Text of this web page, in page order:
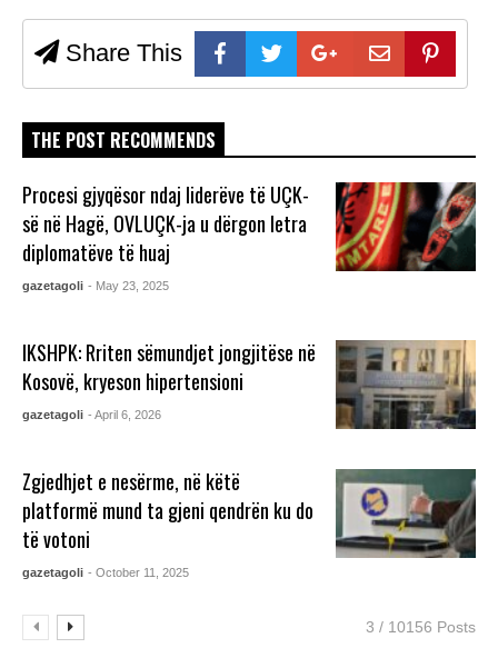
Share This
THE POST RECOMMENDS
Procesi gjyqësor ndaj liderëve të UÇK-
së në Hagë, OVLUÇK-ja u dërgon letra
diplomatëve të huaj
gazetagoli - May 23, 2025
IKSHPK: Rriten sëmundjet jongjitëse në
Kosovë, kryeson hipertensioni
gazetagoli - April 6, 2026
Zgjedhjet e nesërme, në këtë
platformë mund ta gjeni qendrën ku do
të votoni
gazetagoli - October 11, 2025
3 / 10156 Posts